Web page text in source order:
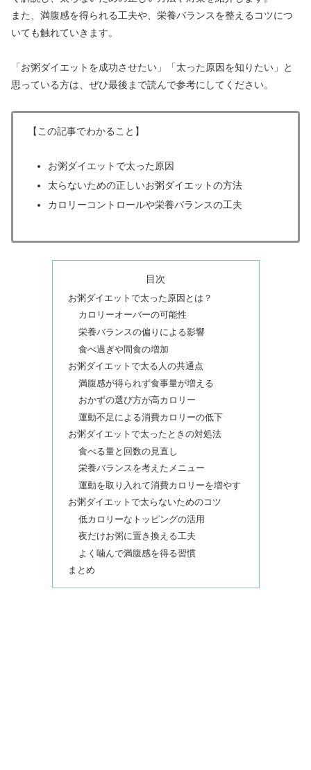
また、満腹感を得られる工夫や、栄養バランスを整えるコツにつ
いても触れていきます。
「お粥ダイエットを成功させたい」「太った原因を知りたい」と
思っている方は、ぜひ最後まで読んで参考にしてください。
【この記事でわかること】
お粥ダイエットで太った原因
太らないための正しいお粥ダイエットの方法
カロリーコントロールや栄養バランスの工夫
目次
お粥ダイエットで太った原因とは？
カロリーオーバーの可能性
栄養バランスの偏りによる影響
食べ過ぎや間食の増加
お粥ダイエットで太る人の共通点
満腹感が得られず食事量が増える
おかずの選び方が高カロリー
運動不足による消費カロリーの低下
お粥ダイエットで太ったときの対処法
食べる量と回数の見直し
栄養バランスを考えたメニュー
運動を取り入れて消費カロリーを増やす
お粥ダイエットで太らないためのコツ
低カロリーなトッピングの活用
夜だけお粥に置き換える工夫
よく噛んで満腹感を得る習慣
まとめ